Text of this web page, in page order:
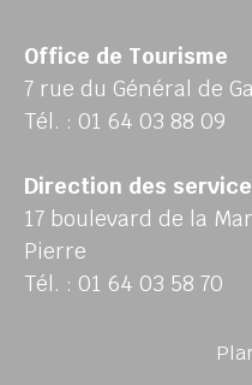
Office de Tourisme
7 rue du Général de
Tél. : 01 64 03 88 09
Direction des
17 boulevard de la
Pierre
Tél. : 01 64 03 58 70